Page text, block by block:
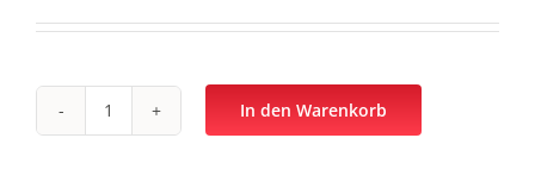
mit5.00von
Kundenbewertung
Spriegelhaken
In den Warenkorb